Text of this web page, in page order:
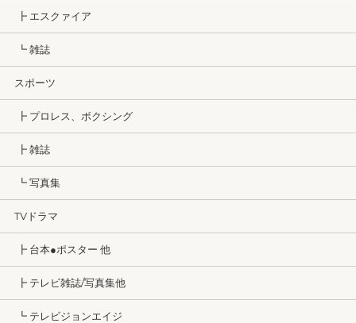
┣ エスクァイア
┗ 雑誌
スポーツ
┣ プロレス、ボクシング
┣ 雑誌
┗ 写真集
TVドラマ
┣ 台本●ポスター 他
┣ テレビ雑誌/写真集他
┗ テレビジョンエイジ